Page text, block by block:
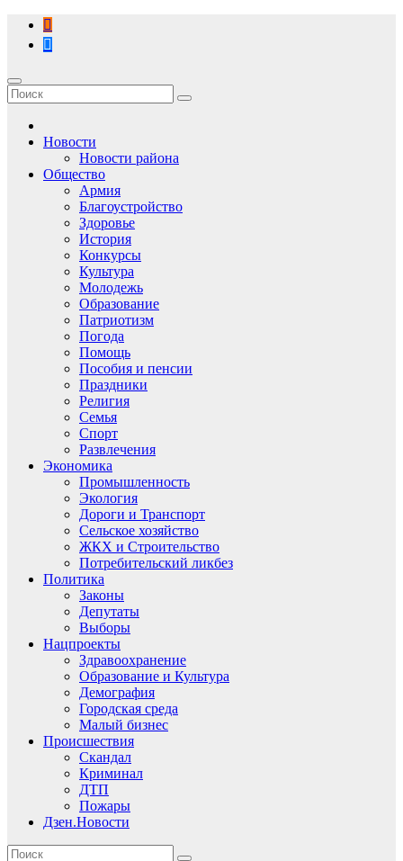
Перейти
содержимому
Новости
Новости района
Общество
Армия
Благоустройство
Здоровье
История
Конкурсы
Культура
Молодежь
Образование
Патриотизм
Погода
Помощь
Пособия и пенсии
Праздники
Религия
Семья
Спорт
Развлечения
Экономика
Промышленность
Экология
Дороги и Транспорт
Сельское хозяйство
ЖКХ и Строительство
Потребительский ликбез
Политика
Законы
Депутаты
Выборы
Нацпроекты
Здравоохранение
Образование и Культура
Демография
Городская среда
Малый бизнес
Происшествия
Скандал
Криминал
ДТП
Пожары
Дзен.Новости